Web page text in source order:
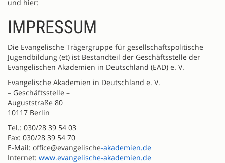
und hier:
IMPRESSUM
Die Evangelische Trägergruppe für gesellschaftspolitische
Jugendbildung (et) ist Bestandteil der Geschäftsstelle der
Evangelischen Akademien in Deutschland (EAD) e. V.
Evangelische Akademien in Deutschland e. V.
– Geschäftsstelle –
Auguststraße 80
10117 Berlin
Tel.: 030/28 39 54 03
Fax: 030/28 39 54 70
E-Mail: office@evangelische-akademien.de
Internet: www.evangelische-akademien.de